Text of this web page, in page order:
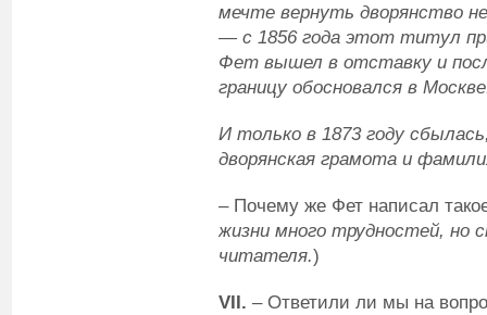
мечте вернуть дворянство
— с 1856 года этот титул
Фет вышел в отставку и
границу обосновался в
И только в 1873 году
дворянская грамота и
– Почему же Фет написал
жизни много трудностей,
читателя.)
VII. – Ответили ли мы на